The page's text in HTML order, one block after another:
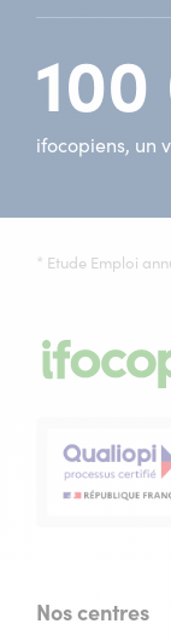
ifocopiens, un
* Etude Emploi
Nos centres